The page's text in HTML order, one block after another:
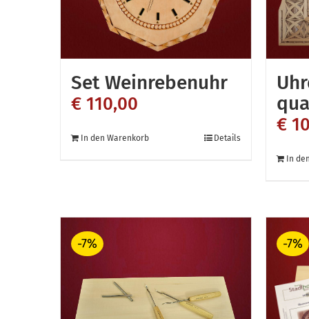
Set Weinrebenuhr
€ 110,00
In den Warenkorb Details
€
In
-7% -7%